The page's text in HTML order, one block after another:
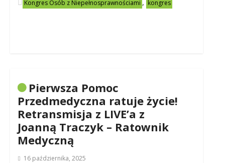
Kongres Osób z Niepełnosprawnościami kongres
Pierwsza Pomoc
Przedmedyczna ratuje życie!
Retransmisja z LIVE’a z
Joanną Traczyk – Ratownik
Medyczną
16 października, 2025